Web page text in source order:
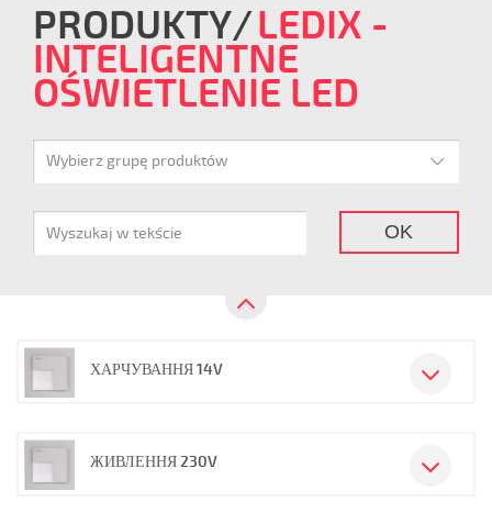
PRODUKTY LEDIX -
INTELIGENTNE
OŚWIETLENIE LED
Wybierz grupę produktów
OK
ХАРЧУВАННЯ 14V
ЖИВЛЕННЯ 230V